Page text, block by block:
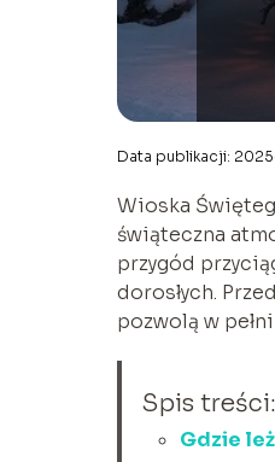
Data publikacji:
Wioska
świąteczna
przygód
dorosłych.
pozwolą w
Spis treści:
Gdzie